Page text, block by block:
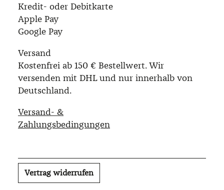
Kredit- oder Debitkarte
Apple Pay
Google Pay
Versand
Kostenfrei ab 150 € Bestellwert. Wir
versenden mit DHL und nur innerhalb von
Deutschland.
Versand- &
Zahlungsbedingungen
Vertrag widerrufen